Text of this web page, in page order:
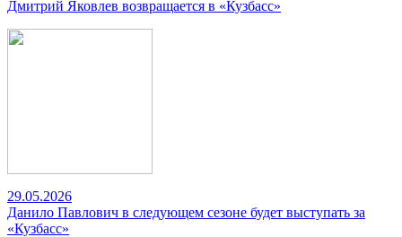
Дмитрий Яковлев возвращается в «Кузбасс»
29.05.2026
Данило Павлович в следующем сезоне будет выступать за
«Кузбасс»